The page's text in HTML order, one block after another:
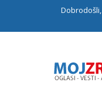
Dobrodošli,